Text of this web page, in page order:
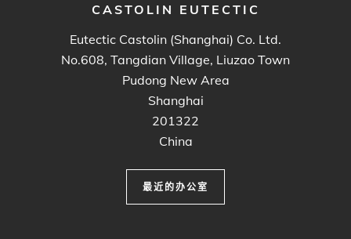
CASTOLIN EUTECTIC
Eutectic Castolin (Shanghai) Co. Ltd.
No.608, Tangdian Village, Liuzao Town
Pudong New Area
Shanghai
201322
China
最近的办公室